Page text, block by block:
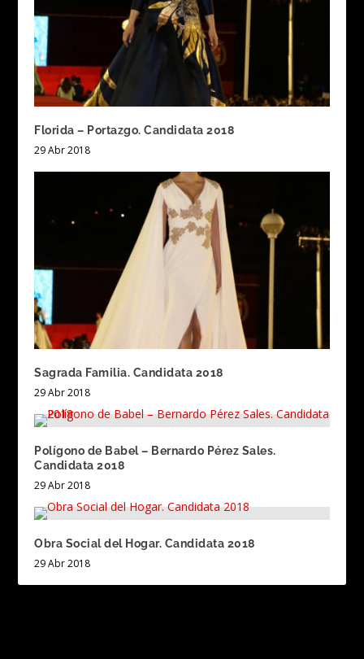
Florida – Portazgo. Candidata 2018
29 Abr 2018
Sagrada Familia. Candidata 2018
29 Abr 2018
Polígono de Babel – Bernardo Pérez Sales.
Candidata 2018
29 Abr 2018
Obra Social del Hogar. Candidata 2018
29 Abr 2018